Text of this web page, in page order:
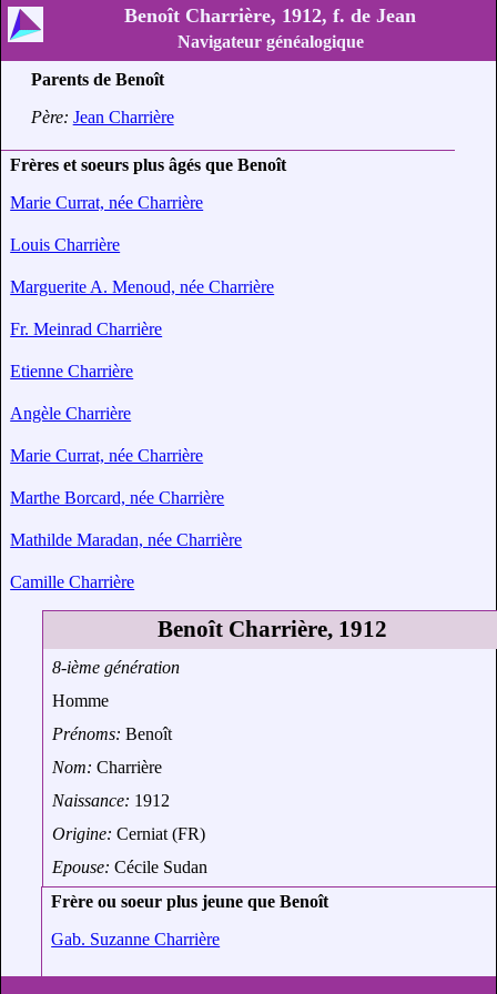
Benoît Charrière, 1912, f. de Jean
Navigateur généalogique
Parents de Benoît
Père: Jean Charrière
Frères et soeurs plus âgés que Benoît
Marie Currat, née Charrière
Louis Charrière
Marguerite A. Menoud, née Charrière
Fr. Meinrad Charrière
Etienne Charrière
Angèle Charrière
Marie Currat, née Charrière
Marthe Borcard, née Charrière
Mathilde Maradan, née Charrière
Camille Charrière
Benoît Charrière, 1912
8-ième génération
Homme
Prénoms:Benoît
Nom:Charrière
Naissance: 1912
Origine:Cerniat (FR)
Epouse:Cécile Sudan
Frère ou soeur plus jeune que Benoît
Gab. Suzanne Charrière